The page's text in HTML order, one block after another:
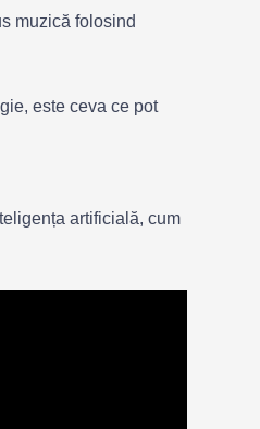
muzică folosind
este ceva ce pot
artificială, cum